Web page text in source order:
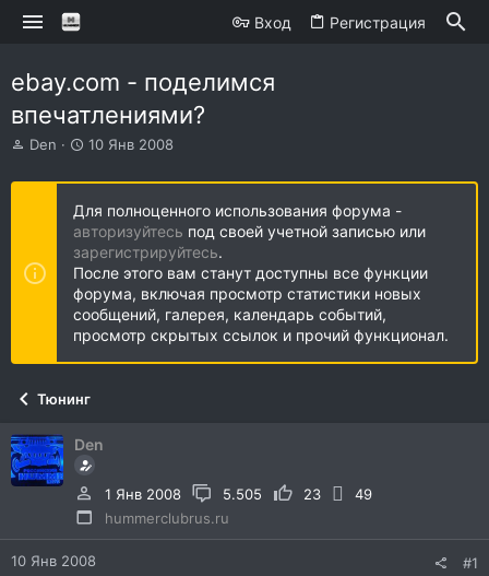
Вход Регистрация
ebay.com - поделимся
впечатлениями?
А
т
е
м
Den
Д
т
н
а
ч
а
л
а
10 Янв 2008
Для полноценного использования форума -
авторизуйтесь под своей учетной записью или
зарегистрируйтесь.
После этого вам станут доступны все функции
форума, включая просмотр статистики новых
сообщений, галерея, календарь событий,
просмотр скрытых ссылок и прочий функционал.
Тюнинг
Den
1 Янв 2008 5.505 23
49
hummerclubrus.ru
10 Янв 2008 #1